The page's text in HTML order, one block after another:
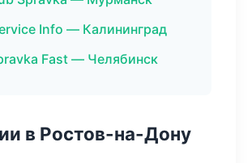
Info — Калининград
Fast — Челябинск
в Ростов-на-Дону